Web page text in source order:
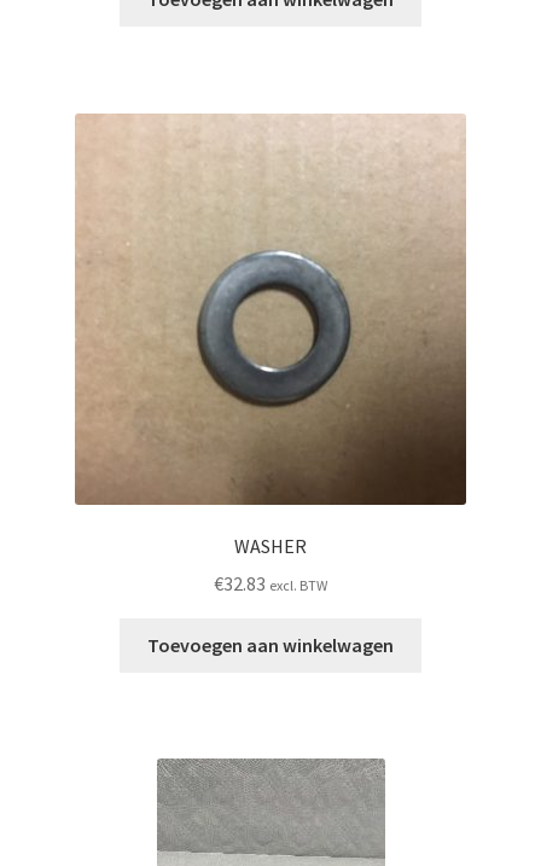
WASHER
€32.83 excl. BTW
Toevoegen aan winkelwagen